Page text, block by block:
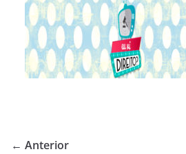
← Anterior